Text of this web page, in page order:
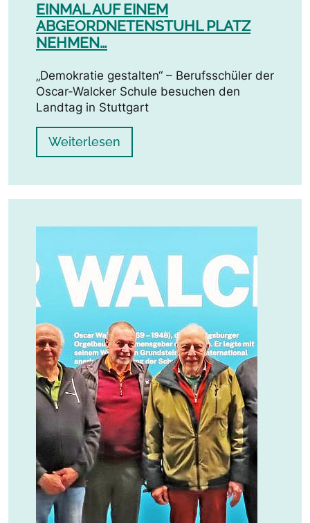
EINMAL AUF EINEM
ABGEORDNETENSTUHL PLATZ
NEHMEN…
„Demokratie gestalten“ – Berufsschüler der
Oscar-Walcker Schule besuchen den
Landtag in Stuttgart
Weiterlesen